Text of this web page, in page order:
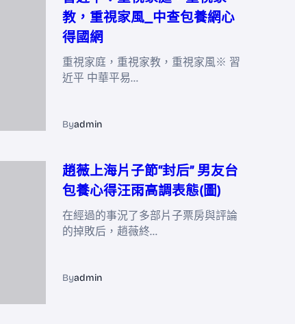
教，重視家風_中查包養網心
得國網
重視家庭，重視家教，重視家風※ 習
近平 中華平易…
Byadmin
趙薇上海片子節“封后” 男友台
包養心得汪雨高調表態(圖)
在經過的事況了多部片子票房與評論
的掉敗后，趙薇終…
Byadmin